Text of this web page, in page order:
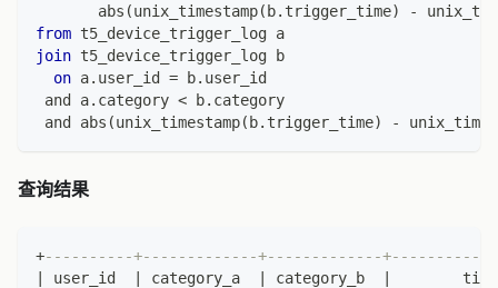
       abs
(unix_timestamp( b. trigger_time) -
from t5_device_trigger_log a
join t5_device_trigger_log b
on a. user_id = b. user_id
and
a. category < b. category
and
abs (unix_timestamp( b. trigger_time) -
查询结果
+----------+-------------+-------------
user_id category_a category_b